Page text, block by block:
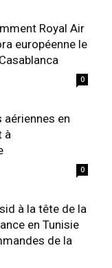
Royal Air
européenne le
0
en
à
0
à la tête de la
en Tunisie
de la